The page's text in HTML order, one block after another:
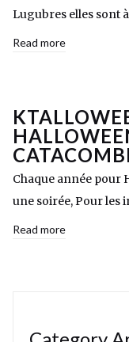
Lugubres elles sont
Read more
Chaque année pour
une soirée, Pour les
Read more